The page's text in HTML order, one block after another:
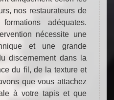
nos restaurateurs de
adéquates.
nécessite une
et une grande
discernement dans la
du fil, de la texture et
que vous attachez
à votre tapis et que